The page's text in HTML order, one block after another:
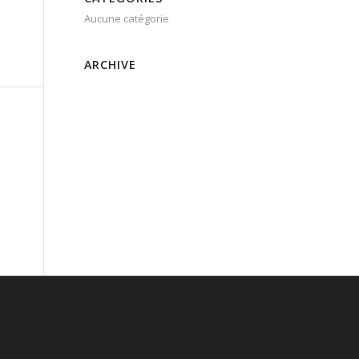
Aucune catégorie
ARCHIVE